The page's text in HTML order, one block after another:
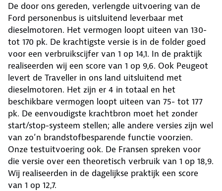
De door ons gereden, verlengde uitvoering van de
Ford personenbus is uitsluitend leverbaar met
dieselmotoren. Het vermogen loopt uiteen van 130-
tot 170 pk. De krachtigste versie is in de folder goed
voor een verbruikscijfer van 1 op 14,1. In de praktijk
realiseerden wij een score van 1 op 9,6. Ook Peugeot
levert de Traveller in ons land uitsluitend met
dieselmotoren. Het zijn er 4 in totaal en het
beschikbare vermogen loopt uiteen van 75- tot 177
pk. De eenvoudigste krachtbron moet het zonder
start/stop-systeem stellen; alle andere versies zijn wel
van zo’n brandstofbesparende functie voorzien.
Onze testuitvoering ook. De Fransen spreken voor
die versie over een theoretisch verbruik van 1 op 18,9.
Wij realiseerden in de dagelijkse praktijk een score
van 1 op 12,7.